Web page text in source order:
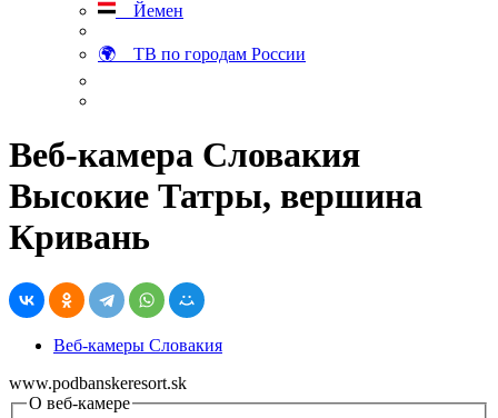
Йемен
🌍 ТВ по городам России
Веб-камера Словакия
Высокие Татры, вершина
Кривань
Веб-камеры Словакия
www.podbanskeresort.sk
О веб-камере